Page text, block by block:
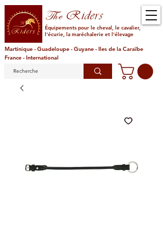
TheRiders
Équipements pour le cheval, le cavalier,
l'écurie, la maréchalerie et l'élevage
Martinique - Guadeloupe - Guyane - Iles de la Caraïbe
France - International